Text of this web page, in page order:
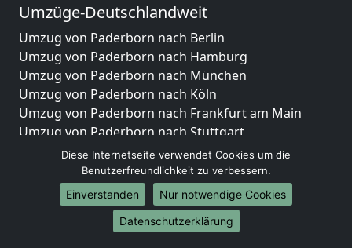
Umzüge-Deutschlandweit
Umzug von Paderborn nach Berlin
Umzug von Paderborn nach Hamburg
Umzug von Paderborn nach München
Umzug von Paderborn nach Köln
Umzug von Paderborn nach Frankfurt am Main
Umzug von Paderborn nach Stuttgart
Umzug von Paderborn nach Düsseldorf
Umzug von Paderborn nach Leipzig
Umzug von Paderborn nach Dortmund
Umzug von Paderborn nach Essen
Umzug von Paderborn nach Bremen
Diese Internetseite verwendet Cookies um die
Benutzerfreundlichkeit zu verbessern.
Einverstanden
Nur notwendige Cookies
Datenschutzerklärung